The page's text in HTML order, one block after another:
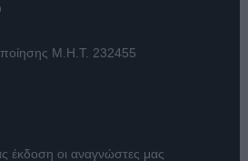
Μ.Η.Τ. 232455
έκδοση οι αναγνώστες μας